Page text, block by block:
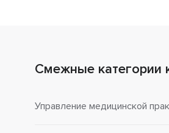
Смежные категории
Управление медицинской